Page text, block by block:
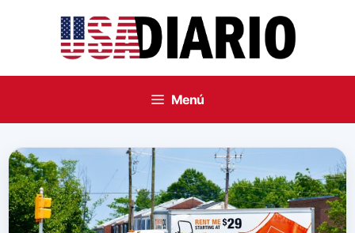
contenido
Menú